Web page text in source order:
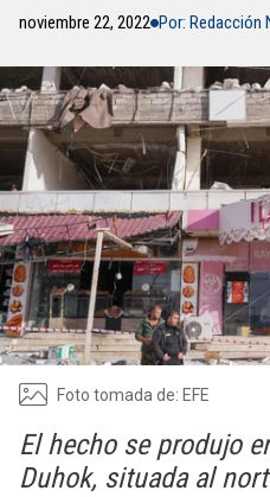
noviembre 22, 2022 Por: Redacción
Foto tomada de: EFE
El hecho se produjo
Duhok, situada al